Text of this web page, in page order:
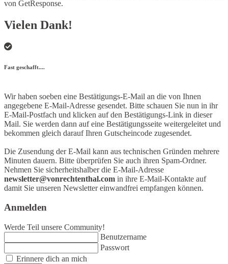
von GetResponse.
Vielen Dank!
Fast geschafft....
Wir haben soeben eine Bestätigungs-E-Mail an die von Ihnen
angegebene E-Mail-Adresse gesendet. Bitte schauen Sie nun in ihr
E-Mail-Postfach und klicken auf den Bestätigungs-Link in dieser
Mail. Sie werden dann auf eine Bestätigungsseite weitergeleitet und
bekommen gleich darauf Ihren Gutscheincode zugesendet.
Die Zusendung der E-Mail kann aus technischen Gründen mehrere
Minuten dauern. Bitte überprüfen Sie auch ihren Spam-Ordner.
Nehmen Sie sicherheitshalber die E-Mail-Adresse
newsletter@vonrechtenthal.com in ihre E-Mail-Kontakte auf
damit Sie unseren Newsletter einwandfrei empfangen können.
Anmelden
Werde Teil unsere Community!
Benutzername
Passwort
Erinnere dich an mich